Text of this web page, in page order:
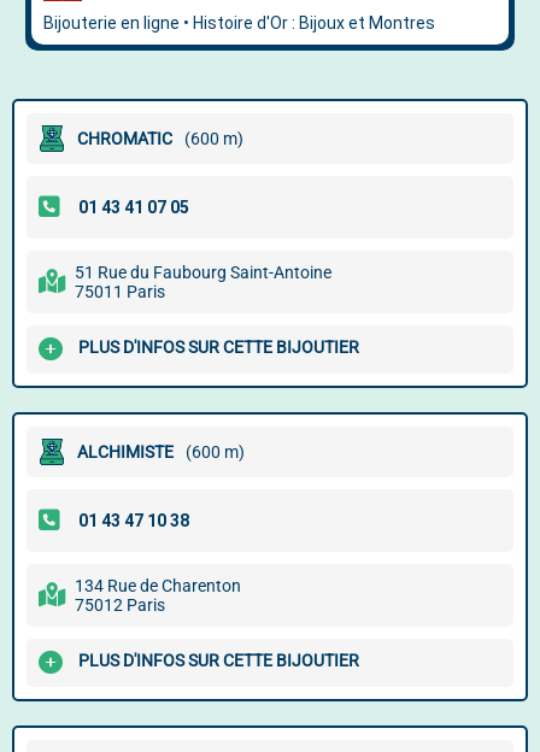
CHROMATIC (600 m)
51 Rue du Faubourg Saint-Antoine
75011 Paris
PLUS D'INFOS SUR CETTE BIJOUTIER
ALCHIMISTE (600 m)
134 Rue de Charenton
75012 Paris
PLUS D'INFOS SUR CETTE BIJOUTIER